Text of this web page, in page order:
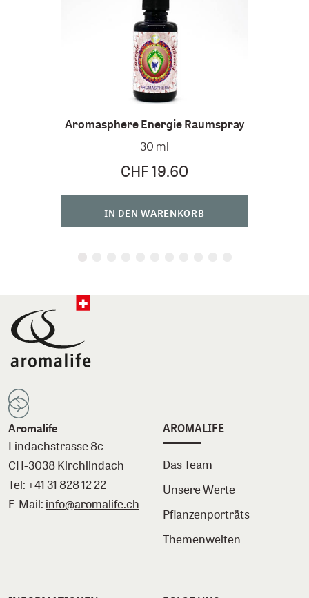
Aromasphere Energie Raumspray
30 ml
CHF 19.60
IN DEN WARENKORB
Aromalife
Lindachstrasse 8c
CH-3038 Kirchlindach
Tel: +41 31 828 12 22
E-Mail: info@aromalife.ch
AROMALIFE
Das Team
Unsere Werte
Pflanzenporträts
Themenwelten